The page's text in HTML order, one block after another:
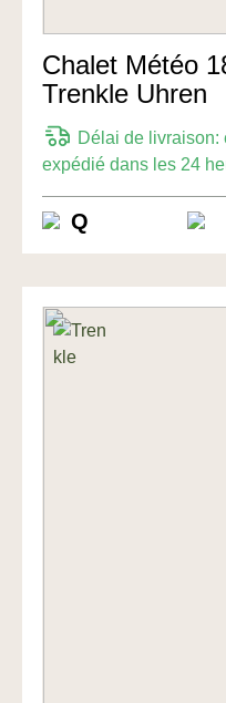
Chalet Météo
Trenkle Uhren
Délai de livraison:
expédié dans les 24
Q